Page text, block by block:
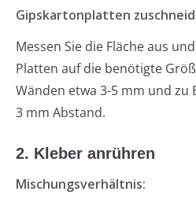
Gipskartonplatten
Messen Sie die Fläche aus
Platten auf die benötigte
Wänden etwa 3-5 mm und zu
3 mm Abstand.
2. Kleber anrühren
Mischungsverhältnis: